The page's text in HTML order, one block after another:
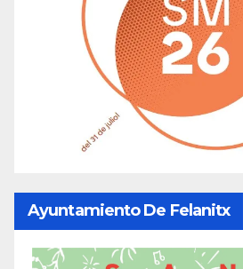
Ayuntamiento De Felanitx